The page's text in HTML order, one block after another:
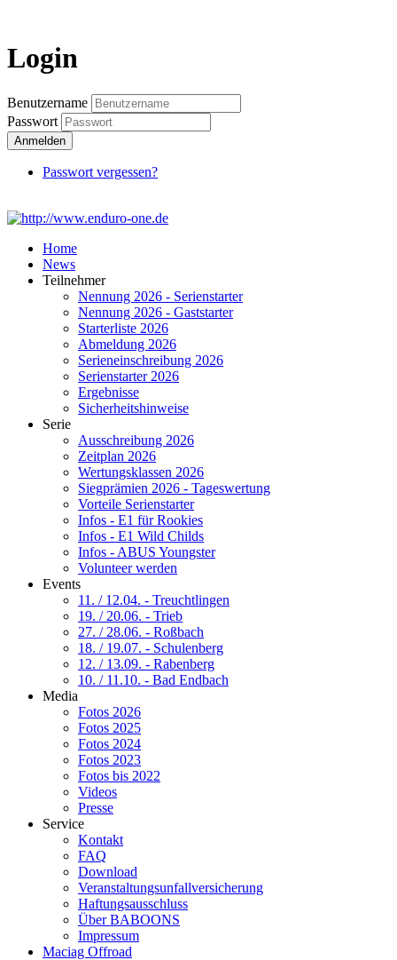
Login
Benutzername
Passwort
Anmelden
Passwort vergessen?
Home
News
Teilnehmer
Nennung 2026 - Serienstarter
Nennung 2026 - Gaststarter
Starterliste 2026
Abmeldung 2026
Serieneinschreibung 2026
Serienstarter 2026
Ergebnisse
Sicherheitshinweise
Serie
Ausschreibung 2026
Zeitplan 2026
Wertungsklassen 2026
Siegprämien 2026 - Tageswertung
Vorteile Serienstarter
Infos - E1 für Rookies
Infos - E1 Wild Childs
Infos - ABUS Youngster
Volunteer werden
Events
11. / 12.04. - Treuchtlingen
19. / 20.06. - Trieb
27. / 28.06. - Roßbach
18. / 19.07. - Schulenberg
12. / 13.09. - Rabenberg
10. / 11.10. - Bad Endbach
Media
Fotos 2026
Fotos 2025
Fotos 2024
Fotos 2023
Fotos bis 2022
Videos
Presse
Service
Kontakt
FAQ
Download
Veranstaltungsunfallversicherung
Haftungsausschluss
Über BABOONS
Impressum
Maciag Offroad